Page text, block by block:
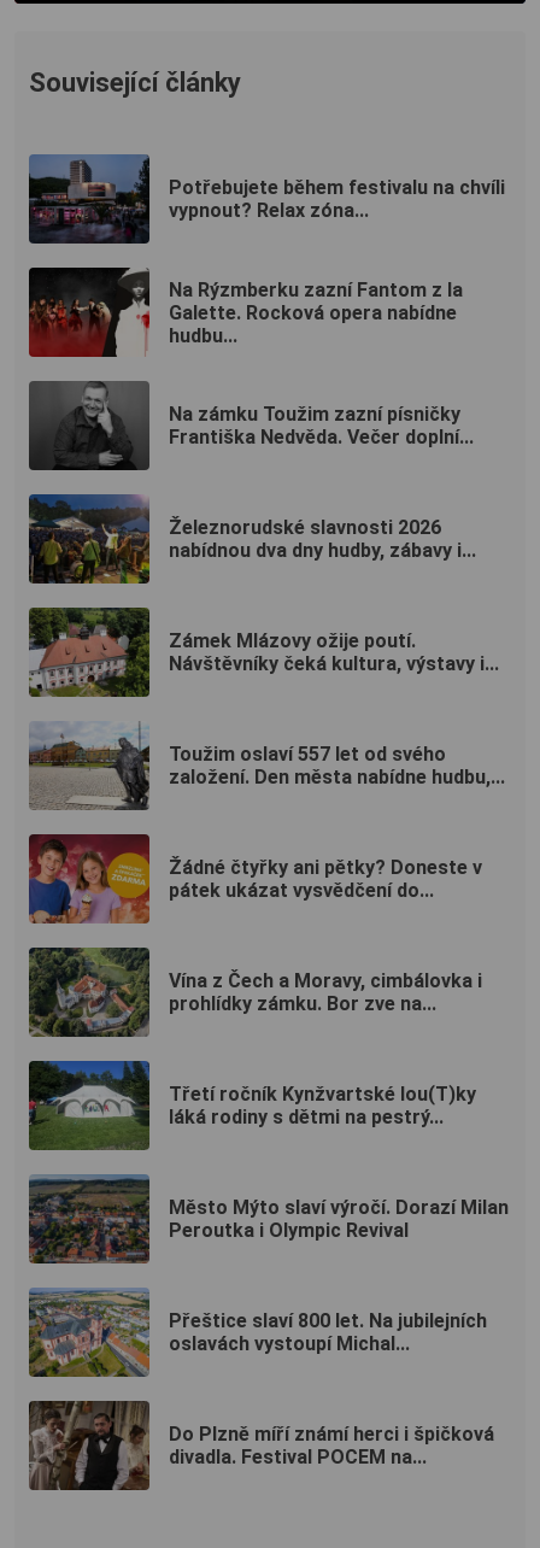
Související články
Potřebujete během festivalu na chvíli
vypnout? Relax zóna...
Na Rýzmberku zazní Fantom z la
Galette. Rocková opera nabídne
hudbu...
Na zámku Toužim zazní písničky
Františka Nedvěda. Večer doplní...
Železnorudské slavnosti 2026
nabídnou dva dny hudby, zábavy i...
Zámek Mlázovy ožije poutí.
Návštěvníky čeká kultura, výstavy i...
Toužim oslaví 557 let od svého
založení. Den města nabídne hudbu,...
Žádné čtyřky ani pětky? Doneste v
pátek ukázat vysvědčení do...
Vína z Čech a Moravy, cimbálovka i
prohlídky zámku. Bor zve na...
Třetí ročník Kynžvartské lou(T)ky
láká rodiny s dětmi na pestrý...
Město Mýto slaví výročí. Dorazí Milan
Peroutka i Olympic Revival
Přeštice slaví 800 let. Na jubilejních
oslavách vystoupí Michal...
Do Plzně míří známí herci i špičková
divadla. Festival POCEM na...